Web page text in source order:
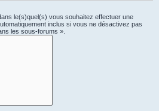
le(s)quel(s) vous souhaitez effectuer une
inclus si vous ne désactivez pas
les sous-forums ».